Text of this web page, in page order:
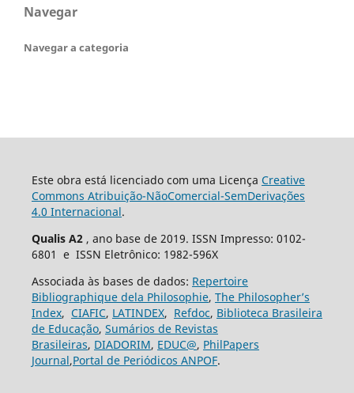
Navegar
Navegar a categoria
Este obra está licenciado com uma Licença Creative
Commons Atribuição-NãoComercial-SemDerivações
4.0 Internacional.
Qualis A2 , ano base de 2019. ISSN Impresso: 0102-
6801 e ISSN Eletrônico: 1982-596X
Associada às bases de dados: Repertoire
Bibliographique dela Philosophie, The Philosopher’s
Index, CIAFIC, LATINDEX, Refdoc, Biblioteca Brasileira
de Educação, Sumários de Revistas
Brasileiras, DIADORIM, EDUC@, PhilPapers
Journal,Portal de Periódicos ANPOF.